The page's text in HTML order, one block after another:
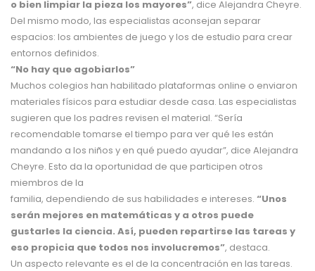
o bien limpiar la pieza los mayores”, dice Alejandra Cheyre.
Del mismo modo, las especialistas aconsejan separar
espacios: los ambientes de juego y los de estudio para crear
entornos definidos.
“No hay que agobiarlos”
Muchos colegios han habilitado plataformas online o enviaron
materiales físicos para estudiar desde casa. Las especialistas
sugieren que los padres revisen el material. “Sería
recomendable tomarse el tiempo para ver qué les están
mandando a los niños y en qué puedo ayudar”, dice Alejandra
Cheyre. Esto da la oportunidad de que participen otros
miembros de la
familia, dependiendo de sus habilidades e intereses. “Unos
serán mejores en matemáticas y a otros puede
gustarles la ciencia. Así, pueden repartirse las tareas y
eso propicia que todos nos involucremos”, destaca.
Un aspecto relevante es el de la concentración en las tareas.